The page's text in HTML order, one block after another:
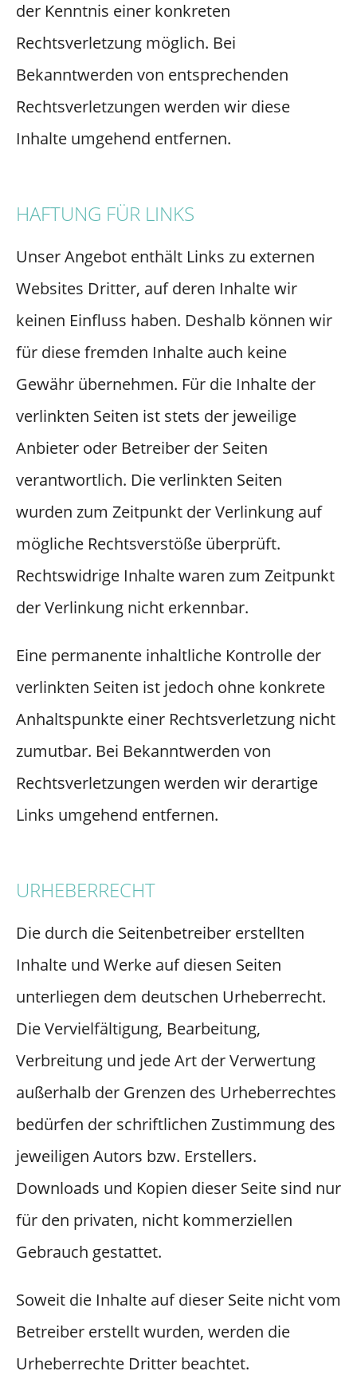
der Kenntnis einer konkreten
Rechtsverletzung möglich. Bei
Bekanntwerden von entsprechenden
Rechtsverletzungen werden wir diese
Inhalte umgehend entfernen.
HAFTUNG FÜR LINKS
Unser Angebot enthält Links zu externen
Websites Dritter, auf deren Inhalte wir
keinen Einfluss haben. Deshalb können wir
für diese fremden Inhalte auch keine
Gewähr übernehmen. Für die Inhalte der
verlinkten Seiten ist stets der jeweilige
Anbieter oder Betreiber der Seiten
verantwortlich. Die verlinkten Seiten
wurden zum Zeitpunkt der Verlinkung auf
mögliche Rechtsverstöße überprüft.
Rechtswidrige Inhalte waren zum Zeitpunkt
der Verlinkung nicht erkennbar.
Eine permanente inhaltliche Kontrolle der
verlinkten Seiten ist jedoch ohne konkrete
Anhaltspunkte einer Rechtsverletzung nicht
zumutbar. Bei Bekanntwerden von
Rechtsverletzungen werden wir derartige
Links umgehend entfernen.
URHEBERRECHT
Die durch die Seitenbetreiber erstellten
Inhalte und Werke auf diesen Seiten
unterliegen dem deutschen Urheberrecht.
Die Vervielfältigung, Bearbeitung,
Verbreitung und jede Art der Verwertung
außerhalb der Grenzen des Urheberrechtes
bedürfen der schriftlichen Zustimmung des
jeweiligen Autors bzw. Erstellers.
Downloads und Kopien dieser Seite sind nur
für den privaten, nicht kommerziellen
Gebrauch gestattet.
Soweit die Inhalte auf dieser Seite nicht vom
Betreiber erstellt wurden, werden die
Urheberrechte Dritter beachtet.